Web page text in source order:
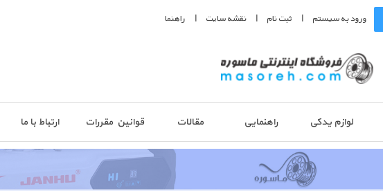
ورود به سيستم | ثبت نام | نقشه سايت | راهنما
لوازم یدکی راهنمایی مقالات قوانین مقررات ارتباط با ما